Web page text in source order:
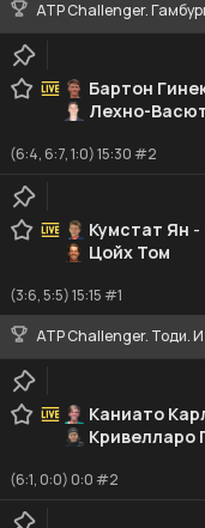
ATP Challenger.
Бартон
Лехно-
(6:4, 6:7, 1:0) 15:30 #2
Кумстат Ян -
Цойх Том
(3:6, 5:5) 15:15 #1
ATP Challenger. Тоди.
Каниато
Кривелларо
(6:1, 0:0) 0:0 #2